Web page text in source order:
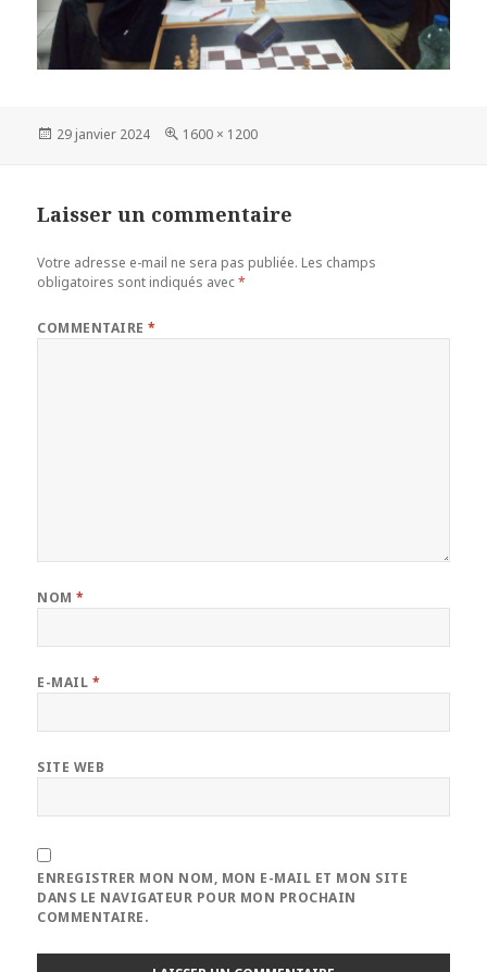
Publié
29 janvier 2024
Taille
1600 × 1200
Laisser un commentaire
Votre adresse e-mail ne sera pas publiée. Les champs
obligatoires sont indiqués avec*
COMMENTAIRE*
NOM*
E-MAIL *
SITE WEB
ENREGISTRER MON NOM, MON E-MAIL ET MON SITE
DANS LE NAVIGATEUR POUR MON PROCHAIN
COMMENTAIRE.